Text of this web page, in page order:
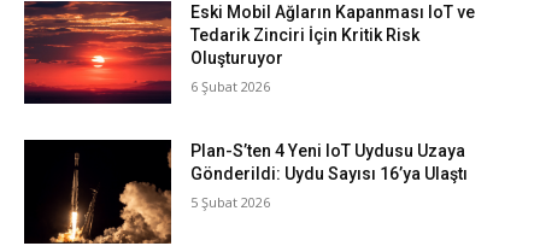
Eski Mobil Ağların Kapanması IoT ve
Tedarik Zinciri İçin Kritik Risk
Oluşturuyor
6 Şubat 2026
Plan-S’ten 4 Yeni IoT Uydusu Uzaya
Gönderildi: Uydu Sayısı 16’ya Ulaştı
5 Şubat 2026